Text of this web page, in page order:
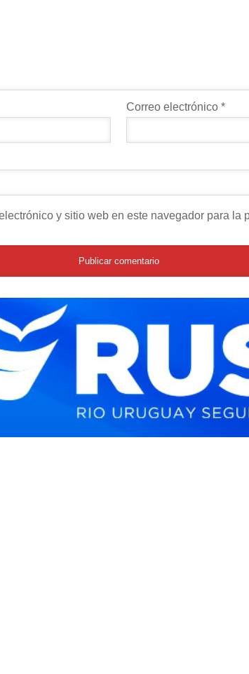
Correo electrónico *
y sitio web en este navegador para la